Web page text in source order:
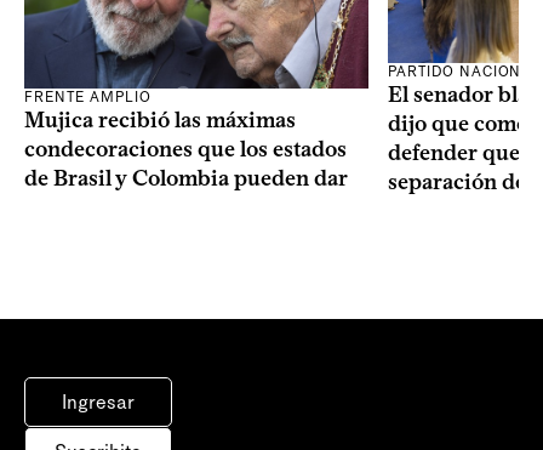
FRENTE AMPLIO
Mujica recibió las máximas
condecoraciones que los estados
de Brasil y Colombia pueden dar
PARTIDO NACIONAL
El senador
dijo que como
defender que
separación de
Ingresar